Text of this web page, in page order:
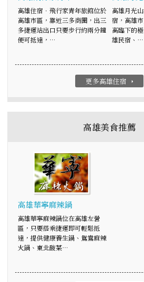
高雄住宿．飛行家青年旅館位於
高雄市區，靠近三多商圈，出三
多捷運站出口只要步行約兩分鐘
便可抵達，…
高雄月光
宿，高雄
高臨下的
雄民宿、…
更多高雄住宿 arrow_right
高雄美食推薦
高雄華寧麻辣鍋
高雄華寧麻辣鍋位在高雄左營
區，只要搭乘捷運即可輕鬆抵
達，提供健康養生鍋、鴛鴦麻辣
火鍋、東北酸菜…